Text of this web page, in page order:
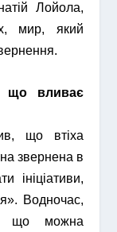
Лойола,
мир, який
що вливає
що втіха
звернена в
ініціативи,
Водночас,
що можна